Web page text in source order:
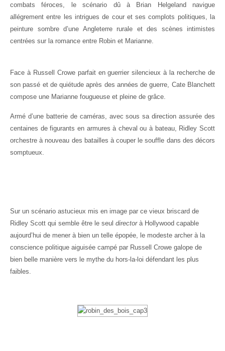
combats féroces, le scénario dû à Brian Helgeland navigue
allégrement entre les intrigues de cour et ses complots politiques, la
peinture sombre d’une Angleterre rurale et des scènes intimistes
centrées sur la romance entre Robin et Marianne.
Face à Russell Crowe parfait en guerrier silencieux à la recherche de
son passé et de quiétude après des années de guerre, Cate Blanchett
compose une Marianne fougueuse et pleine de grâce.
Armé d’une batterie de caméras, avec sous sa direction assurée des
centaines de figurants en armures à cheval ou à bateau, Ridley Scott
orchestre à nouveau des batailles à couper le souffle dans des décors
somptueux.
Sur un scénario astucieux mis en image par ce vieux briscard de
Ridley Scott qui semble être le seul director à Hollywood capable
aujourd’hui de mener à bien un telle épopée, le modeste archer à la
conscience politique aiguisée campé par Russell Crowe galope de
bien belle manière vers le mythe du hors-la-loi défendant les plus
faibles.